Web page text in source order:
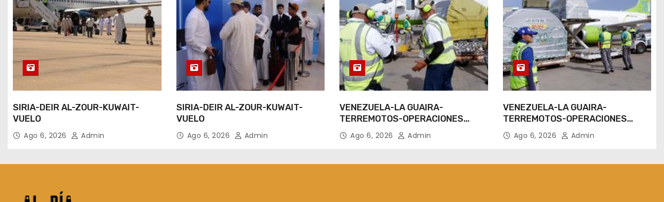
SIRIA-DEIR AL-ZOUR-KUWAIT-
VUELO
Ago 6, 2026 Admin
SIRIA-DEIR AL-ZOUR-KUWAIT-
VUELO
Ago 6, 2026 Admin
VENEZUELA-LA GUAIRA-
TERREMOTOS-OPERACIONES
AEREAS
Ago 6, 2026 Admin
VENEZUELA-LA GUAIRA-
TERREMOTOS-OPERACIONES
AEREAS
Ago 6, 2026 Admin